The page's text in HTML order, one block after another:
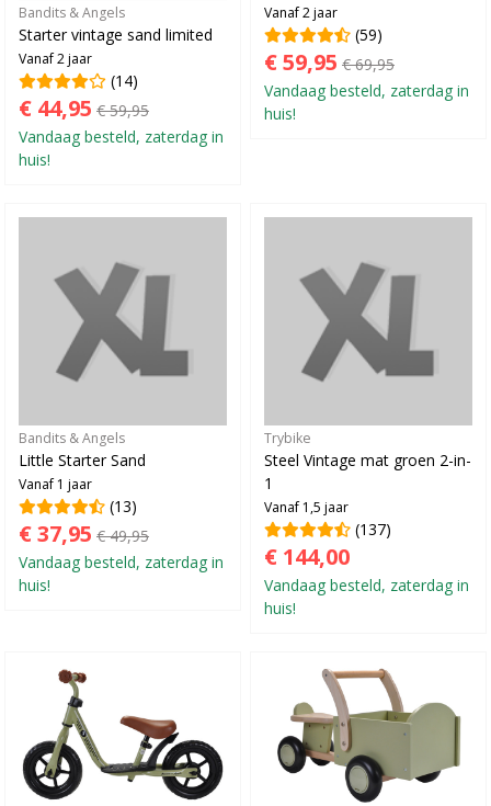
Bandits & Angels
Starter vintage sand limited
Vanaf 2 jaar
(14)
€ 44,95 € 59,95
Vandaag besteld, zaterdag in
huis!
Vanaf 2 jaar
(59)
€ 59,95 € 69,95
Vandaag besteld, zaterdag in
huis!
Bandits & Angels
Little Starter Sand
Vanaf 1 jaar
(13)
€ 37,95 € 49,95
Vandaag besteld, zaterdag in
huis!
Trybike
Steel Vintage mat groen 2-in-
1
Vanaf 1,5 jaar
(137)
€ 144,00
Vandaag besteld, zaterdag in
huis!